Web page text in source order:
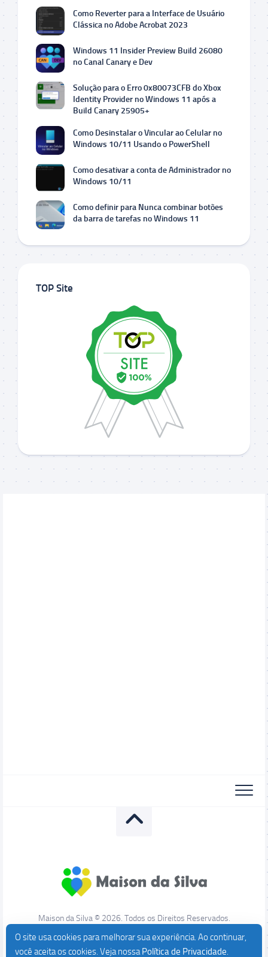
Como Reverter para a Interface de Usuário
Clássica no Adobe Acrobat 2023
Windows 11 Insider Preview Build 26080
no Canal Canary e Dev
Solução para o Erro 0x80073CFB do Xbox
Identity Provider no Windows 11 após a
Build Canary 25905+
Como Desinstalar o Vincular ao Celular no
Windows 10/11 Usando o PowerShell
Como desativar a conta de Administrador no
Windows 10/11
Como definir para Nunca combinar botões
da barra de tarefas no Windows 11
TOP Site
Maison da Silva © 2026. Todos os Direitos Reservados.
O site usa cookies para melhorar sua experiência. Ao continuar,
você aceita os cookies. Veja nossaPolítica de Privacidade.